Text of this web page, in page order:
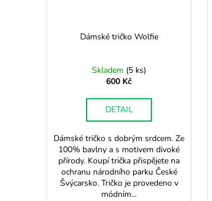
Dámské tričko Wolfie
Skladem (5 ks)
600 Kč
DETAIL
Dámské tričko s dobrým srdcem. Ze
100% bavlny a s motivem divoké
přírody. Koupí trička přispějete na
ochranu národního parku České
Švýcarsko. Tričko je provedeno v
módním...